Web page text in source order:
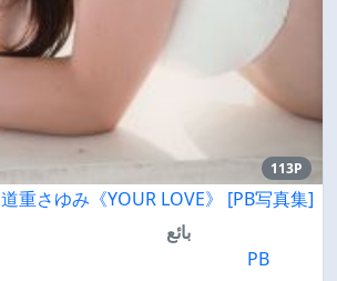
113P
道重さゆみ《YOUR LOVE》 [PB写真集]
بائع
PB